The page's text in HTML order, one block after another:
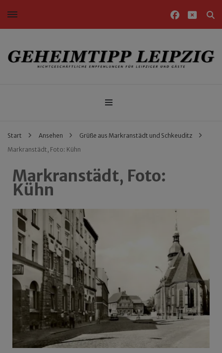
Nichtgeschäftliche Empfehlungen für Leipziger und Gäste
Start Ansehen
Grüße aus Markranstädt und Schkeuditz
Markranstädt, Foto: Kühn
Markranstädt, Foto:
Kühn